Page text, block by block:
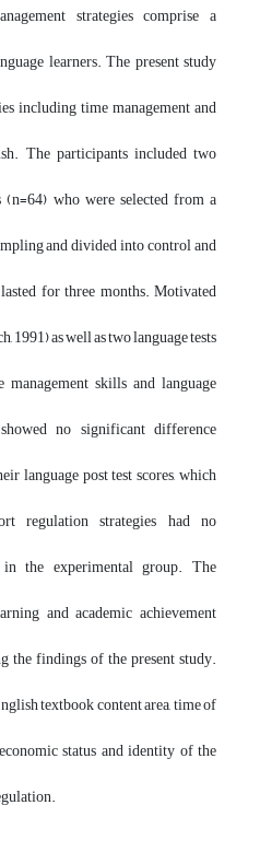
strategies comprise a
learners. The present study
including time management and
The participants included two
who were selected from a
and divided into control and
for three months. Motivated
as well as two language tests
management skills and language
no significant difference
language post test scores, which
regulation strategies had no
in the experimental group. The
and academic achievement
the findings of the present study.
textbook content area, time of
status and identity of the